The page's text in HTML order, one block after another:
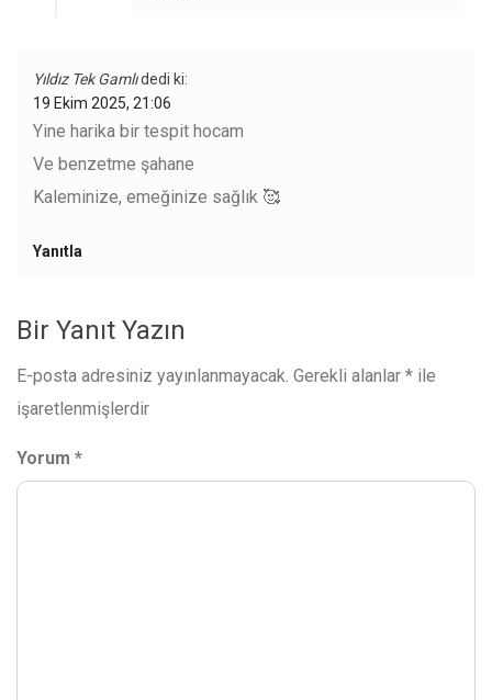
Yıldız Tek Gamlıdedi ki:
19 Ekim 2025, 21:06
Yine harika bir tespit hocam
Ve benzetme şahane
Kaleminize, emeğinize sağlık 🥰
Yanıtla
Bir Yanıt Yazın
E-posta adresiniz yayınlanmayacak. Gerekli alanlar * ile
işaretlenmişlerdir
Yorum *